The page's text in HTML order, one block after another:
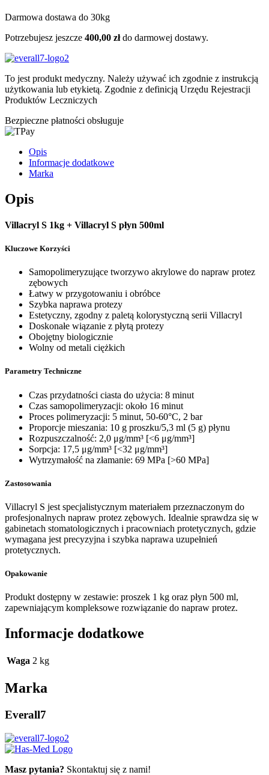
Darmowa dostawa do 30kg
Potrzebujesz jeszcze 400,00 złdo darmowej dostawy.
To jest produkt medyczny. Należy używać ich zgodnie z instrukcją
użytkowania lub etykietą. Zgodnie z definicją Urzędu Rejestracji
Produktów Leczniczych
Bezpieczne płatności obsługuje
Opis
Informacje dodatkowe
Marka
Opis
Villacryl S 1kg + Villacryl S płyn 500ml
Kluczowe Korzyści
Samopolimeryzujące tworzywo akrylowe do napraw protez
zębowych
Łatwy w przygotowaniu i obróbce
Szybka naprawa protezy
Estetyczny, zgodny z paletą kolorystyczną serii Villacryl
Doskonałe wiązanie z płytą protezy
Obojętny biologicznie
Wolny od metali ciężkich
Parametry Techniczne
Czas przydatności ciasta do użycia: 8 minut
Czas samopolimeryzacji: około 16 minut
Proces polimeryzacji: 5 minut, 50-60°C, 2 bar
Proporcje mieszania: 10 g proszku/5,3 ml (5 g) płynu
Rozpuszczalność: 2,0 μg/mm³ [<6 μg/mm³]
Sorpcja: 17,5 μg/mm³ [<32 μg/mm³]
Wytrzymałość na złamanie: 69 MPa [>60 MPa]
Zastosowania
Villacryl S jest specjalistycznym materiałem przeznaczonym do
profesjonalnych napraw protez zębowych. Idealnie sprawdza się w
gabinetach stomatologicznych i pracowniach protetycznych, gdzie
wymagana jest precyzyjna i szybka naprawa uzupełnień
protetycznych.
Opakowanie
Produkt dostępny w zestawie: proszek 1 kg oraz płyn 500 ml,
zapewniającym kompleksowe rozwiązanie do napraw protez.
Informacje dodatkowe
Waga 2 kg
Marka
Everall7
Masz pytania? Skontaktuj się z nami!